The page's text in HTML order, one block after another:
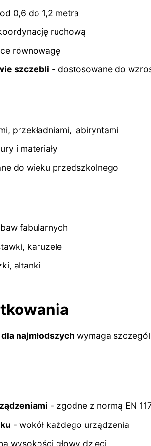
0,6 do 1,2 metra
ruchową
równowagę
szczebli - dostosowane do
przekładniami, labiryntami
i materiały
do wieku przedszkolnego
fabularnych
karuzele
altanki
najmłodszych wymaga
- zgodne z normą EN
- wokół każdego urządzenia
wysokości głowy dzieci